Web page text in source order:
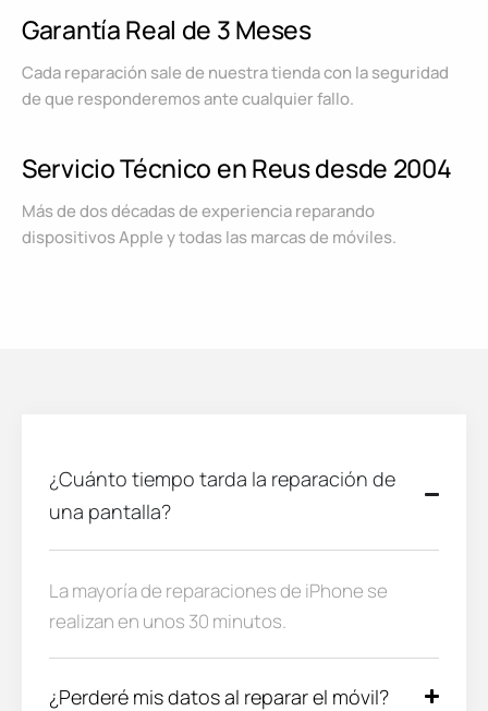
Garantía Real de 3 Meses
Cada reparación sale de nuestra tienda con la seguridad
de que responderemos ante cualquier fallo.
Servicio Técnico en Reus desde 2004
Más de dos décadas de experiencia reparando
dispositivos Apple y todas las marcas de móviles.
¿Cuánto tiempo tarda la reparación de
una pantalla?
La mayoría de reparaciones de iPhone se
realizan en unos 30 minutos.
¿Perderé mis datos al reparar el móvil?